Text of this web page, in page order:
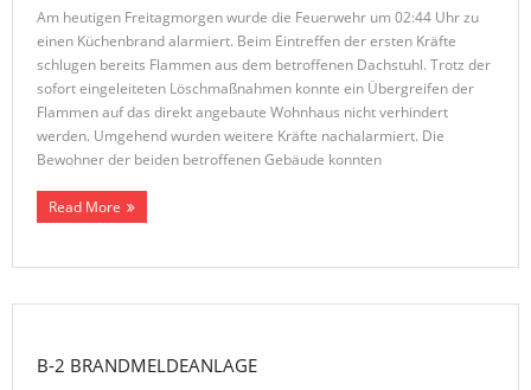
Am heutigen Freitagmorgen wurde die Feuerwehr um 02:44 Uhr zu
einen Küchenbrand alarmiert. Beim Eintreffen der ersten Kräfte
schlugen bereits Flammen aus dem betroffenen Dachstuhl. Trotz der
sofort eingeleiteten Löschmaßnahmen konnte ein Übergreifen der
Flammen auf das direkt angebaute Wohnhaus nicht verhindert
werden. Umgehend wurden weitere Kräfte nachalarmiert. Die
Bewohner der beiden betroffenen Gebäude konnten
Read More
B-2 BRANDMELDEANLAGE